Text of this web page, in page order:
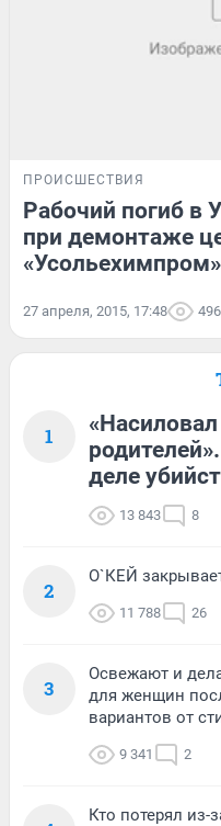
ПРОИСШЕСТВИЯ
Рабочий погиб в
при демонтаже
«Усольехимпром»
27 апреля, 2015, 17:48 496
1
деле
13 843 8
2
О`КЕЙ
11 788 26
3
Освежают и
для женщин
вариантов от
9 341 2
Кто потерял из-